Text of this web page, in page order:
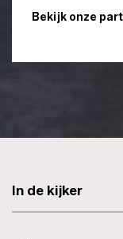
Bekijk onze
In de kijker